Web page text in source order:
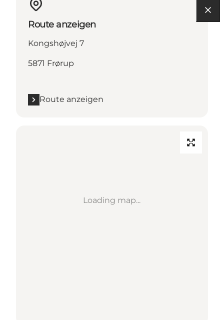
Route anzeigen
Kongshøjvej 7
5871 Frørup
Route anzeigen
Loading map...